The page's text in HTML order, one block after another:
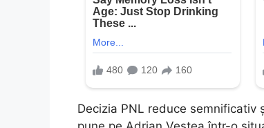
Decizia PNL reduce semnificativ